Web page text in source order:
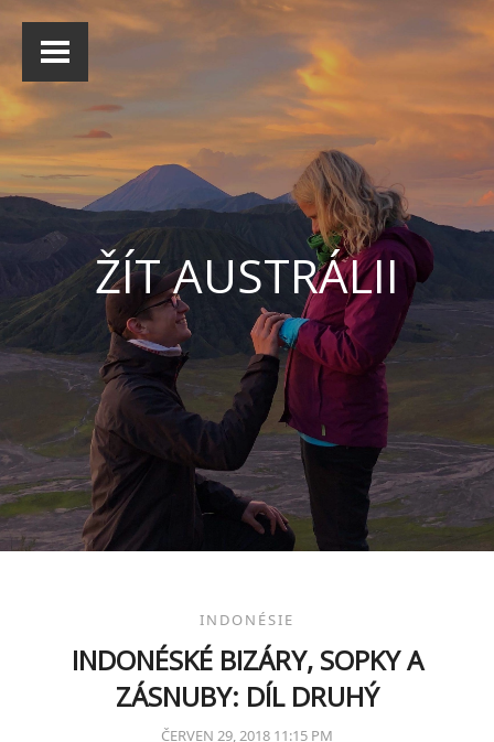
ŽÍT AUSTRÁLII
INDONÉSIE
INDONÉSKÉ BIZÁRY, SOPKY A
ZÁSNUBY: DÍL DRUHÝ
ČERVEN 29, 2018 11:15 PM